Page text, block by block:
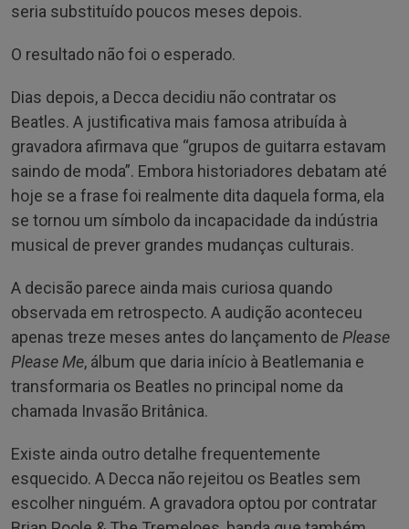
seria substituído poucos meses depois.
O resultado não foi o esperado.
Dias depois, a Decca decidiu não contratar os
Beatles. A justificativa mais famosa atribuída à
gravadora afirmava que “grupos de guitarra estavam
saindo de moda”. Embora historiadores debatam até
hoje se a frase foi realmente dita daquela forma, ela
se tornou um símbolo da incapacidade da indústria
musical de prever grandes mudanças culturais.
A decisão parece ainda mais curiosa quando
observada em retrospecto. A audição aconteceu
apenas treze meses antes do lançamento de Please
Please Me, álbum que daria início à Beatlemania e
transformaria os Beatles no principal nome da
chamada Invasão Britânica.
Existe ainda outro detalhe frequentemente
esquecido. A Decca não rejeitou os Beatles sem
escolher ninguém. A gravadora optou por contratar